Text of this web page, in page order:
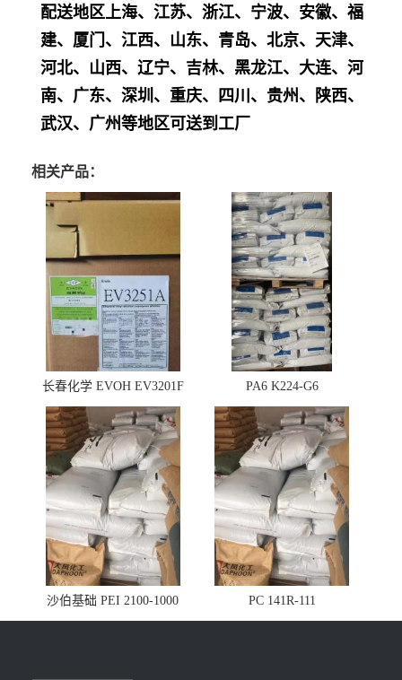
配送地区上海、江苏、浙江、宁波、安徽、福
建、厦门、江西、山东、青岛、北京、天津、
河北、山西、辽宁、吉林、黑龙江、大连、河
南、广东、深圳、重庆、四川、贵州、陕西、
武汉、广州等地区可送到工厂
相关产品：
长春化学 EVOH EV3201F PA6 K224-G6
沙伯基础 PEI 2100-1000 PC 141R-111